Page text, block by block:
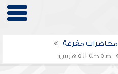
محاضرات مفرغة
صفحة الفهرس